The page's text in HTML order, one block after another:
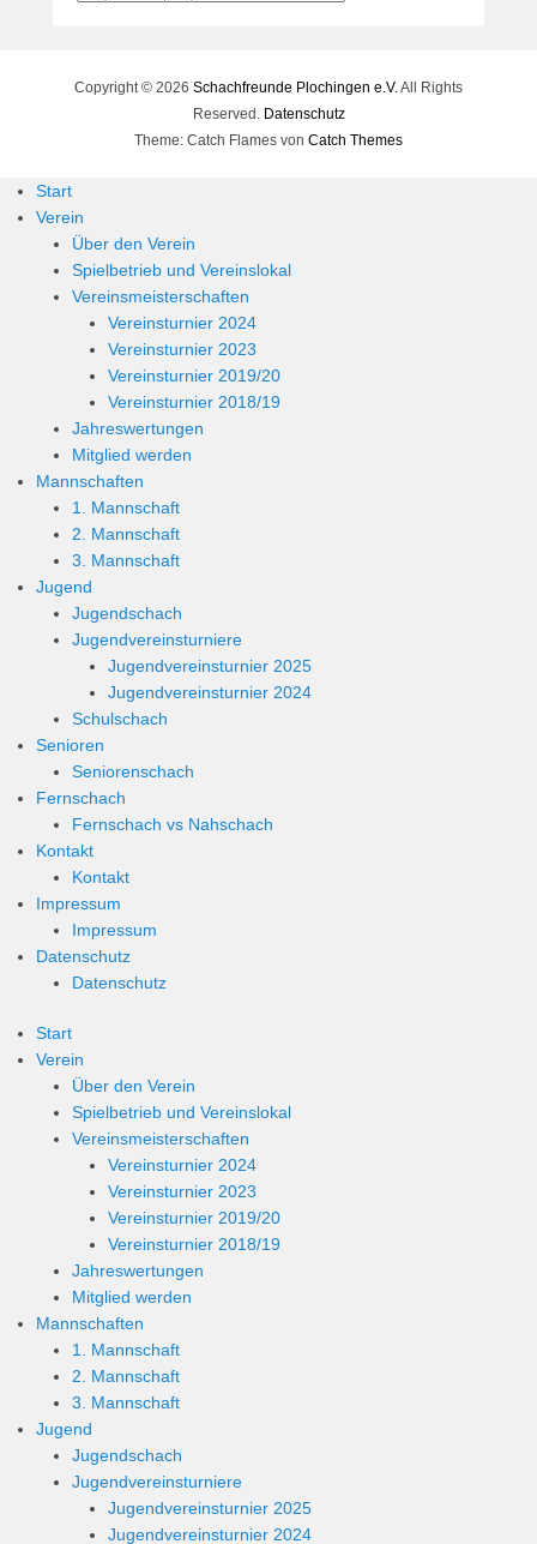
Copyright © 2026 Schachfreunde Plochingen e.V. All Rights
Reserved. Datenschutz
Theme: Catch Flames von Catch Themes
Start
Verein
Über den Verein
Spielbetrieb und Vereinslokal
Vereinsmeisterschaften
Vereinsturnier 2024
Vereinsturnier 2023
Vereinsturnier 2019/20
Vereinsturnier 2018/19
Jahreswertungen
Mitglied werden
Mannschaften
1. Mannschaft
2. Mannschaft
3. Mannschaft
Jugend
Jugendschach
Jugendvereinsturniere
Jugendvereinsturnier 2025
Jugendvereinsturnier 2024
Schulschach
Senioren
Seniorenschach
Fernschach
Fernschach vs Nahschach
Kontakt
Kontakt
Impressum
Impressum
Datenschutz
Datenschutz
Start
Verein
Über den Verein
Spielbetrieb und Vereinslokal
Vereinsmeisterschaften
Vereinsturnier 2024
Vereinsturnier 2023
Vereinsturnier 2019/20
Vereinsturnier 2018/19
Jahreswertungen
Mitglied werden
Mannschaften
1. Mannschaft
2. Mannschaft
3. Mannschaft
Jugend
Jugendschach
Jugendvereinsturniere
Jugendvereinsturnier 2025
Jugendvereinsturnier 2024